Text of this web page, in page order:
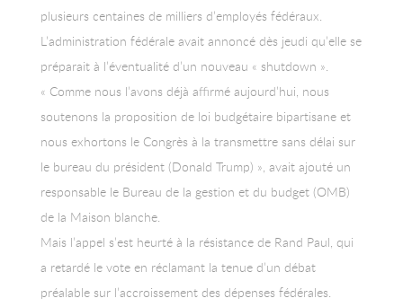
plusieurs centaines de milliers d’employés fédéraux.
L’administration fédérale avait annoncé dès jeudi qu’elle se
préparait à l’éventualité d’un nouveau « shutdown ».
« Comme nous l’avons déjà affirmé aujourd’hui, nous
soutenons la proposition de loi budgétaire bipartisane et
nous exhortons le Congrès à la transmettre sans délai sur
le bureau du président (Donald Trump) », avait ajouté un
responsable le Bureau de la gestion et du budget (OMB)
de la Maison blanche.
Mais l’appel s’est heurté à la résistance de Rand Paul, qui
a retardé le vote en réclamant la tenue d’un débat
préalable sur l’accroissement des dépenses fédérales.